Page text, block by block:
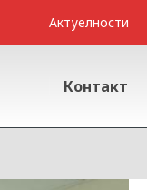
Актуелности
Контакт